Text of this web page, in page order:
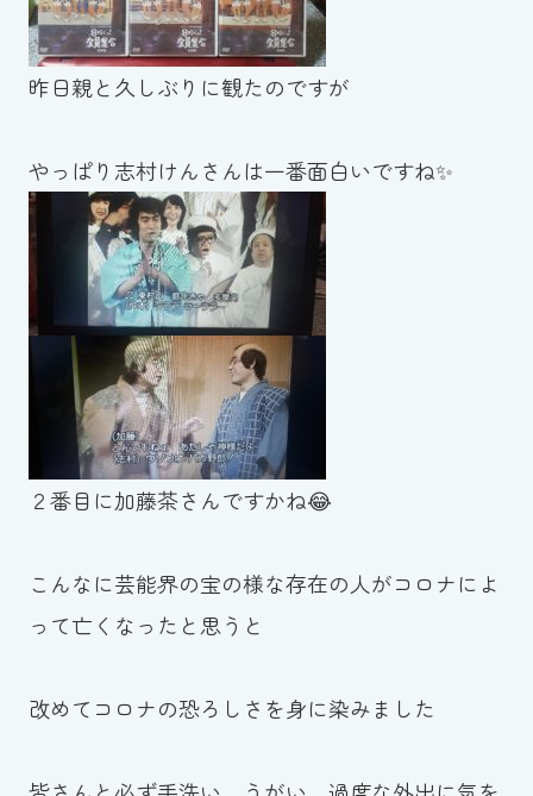
昨日親と久しぶりに観たのですが
やっぱり志村けんさんは一番面白いですね✨
２番目に加藤茶さんですかね😂
こんなに芸能界の宝の様な存在の人がコロナによ
って亡くなったと思うと
改めてコロナの恐ろしさを身に染みました